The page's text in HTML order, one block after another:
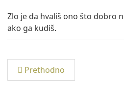
Zlo je da hvališ ono što dobro
ako ga kudiš.
Prethodno